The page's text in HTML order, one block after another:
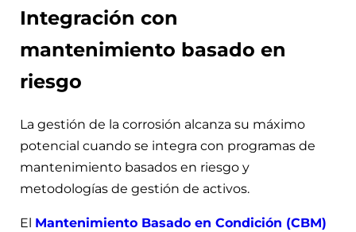
Integración con
mantenimiento basado en
riesgo
La gestión de la corrosión alcanza su máximo
potencial cuando se integra con programas de
mantenimiento basados en riesgo y
metodologías de gestión de activos.
El Mantenimiento Basado en Condición (CBM)